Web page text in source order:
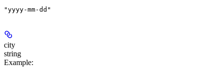
"yyyy-mm-dd"
city
string
Example: